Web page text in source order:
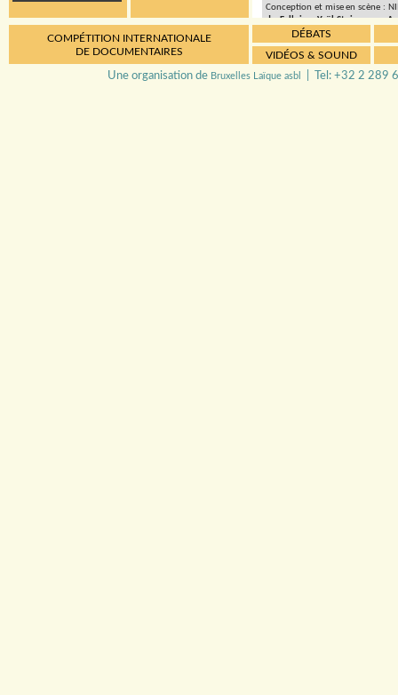
Conception et mise en scène :
de Falloise, Yaël Steinmann,
Ecriture et jeu :
Dominique Bela, Tiguidanke
Coordination générale/
Pierrick De Luca| Vidéo :
COMPÉTITION INTERNATIONALE
DE DOCUMENTAIRES
DÉBATS
VIDÉOS & SOUND
Une organisation de Bruxelles Laïque asbl | Tel: +32 2 289